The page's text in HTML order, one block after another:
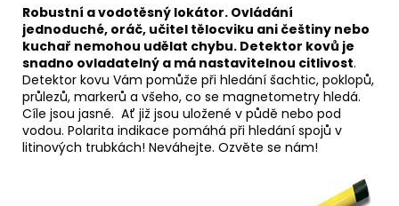
Robustní a vodotěsný lokátor. Ovládání
jednoduché, oráč, učitel tělocviku ani češtiny nebo
kuchař nemohou udělat chybu. Detektor kovů je
snadno ovladatelný a má nastavitelnou citlivost.
Detektor kovu Vám pomůže při hledání šachtic, poklopů,
průlezů, markerů a všeho, co se magnetometry hledá.
Cíle jsou jasné. Ať již jsou uložené v půdě nebo pod
vodou. Polarita indikace pomáhá při hledání spojů v
litinových trubkách! Neváhejte. Ozvěte se nám!
PRO
8
990
Kč